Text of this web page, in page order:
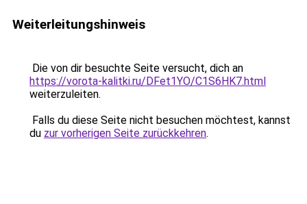
Weiterleitungshinweis
Die von dir besuchte Seite versucht, dich an
https://vorota-kalitki.ru/DFet1YO/C1S6HK7.html
weiterzuleiten.
Falls du diese Seite nicht besuchen möchtest, kannst
du zur vorherigen Seite zurückkehren.